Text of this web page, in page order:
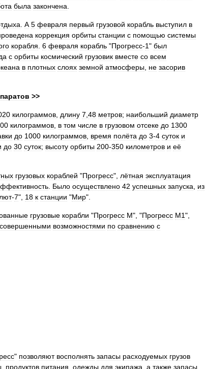
была закончена
А 5 февраля первый грузовой корабль выступил в
коррекция орбиты станции с помощью системы
корабля 6 февраля корабль "Прогресс-1" был
с орбиты космический грузовик вместе со всем
в плотных слоях земной атмосферы не засорив
>>
килограммов длину 7 48 метров; наибольший диаметр
килограммов в том числе в грузовом отсеке до 1300
до 1000 килограммов время полёта до 3-4 суток и
до 30 суток; высоту орбиты 200-350 километров и её
грузовых кораблей "Прогресс", лётная эксплуатация
Было осуществлено 42 успешных запуска
из
-7", 18 к станции "Мир".
грузовые корабли "Прогресс М", "Прогресс М1",
совершенными возможностями по сравнению с
" позволяют восполнять запасы расходуемых грузов
продуктов питания одежды для экипажа а также запасы